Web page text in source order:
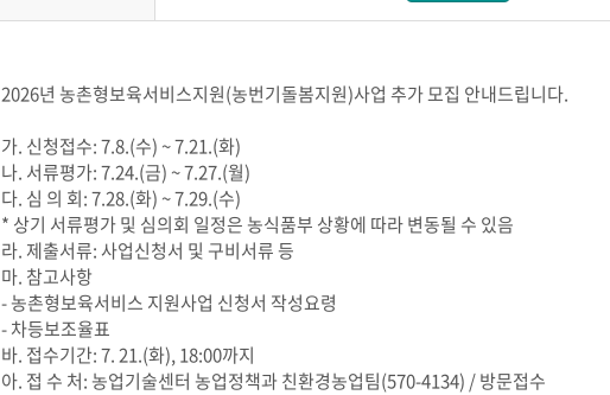
2026년 농촌형보육서비스지원(농번기돌봄지원)사업 추가 모집 안내드립니다.
가. 신청접수: 7.8.(수) ~ 7.21.(화)
나. 서류평가: 7.24.(금) ~ 7.27.(월)
다. 심 의 회: 7.28.(화) ~ 7.29.(수)
* 상기 서류평가 및 심의회 일정은 농식품부 상황에 따라 변동될 수 있음
라. 제출서류: 사업신청서 및 구비서류 등
마. 참고사항
- 농촌형보육서비스 지원사업 신청서 작성요령
- 차등보조율표
바. 접수기간: 7. 21.(화), 18:00까지
아. 접 수 처: 농업기술센터 농업정책과 친환경농업팀(570-4134) / 방문접수